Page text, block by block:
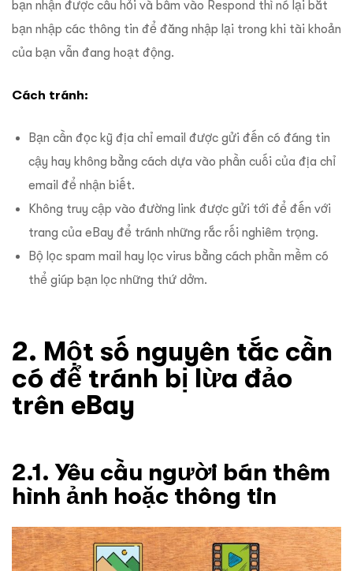
bạn nhận được câu hỏi và bấm vào Respond thì nó lại bắt
bạn nhập các thông tin để đăng nhập lại trong khi tài khoản
của bạn vẫn đang hoạt động.
Cách tránh:
Bạn cần đọc kỹ địa chỉ email được gửi đến có đáng tin
cậy hay không bằng cách dựa vào phần cuối của địa chỉ
email để nhận biết.
Không truy cập vào đường link được gửi tới để đến với
trang của eBay để tránh những rắc rối nghiêm trọng.
Bộ lọc spam mail hay lọc virus bằng cách phần mềm có
thể giúp bạn lọc những thứ dởm.
2. Một số nguyên tắc cần
có để tránh bị lừa đảo
trên eBay
2.1. Yêu cầu người bán thêm
hình ảnh hoặc thông tin